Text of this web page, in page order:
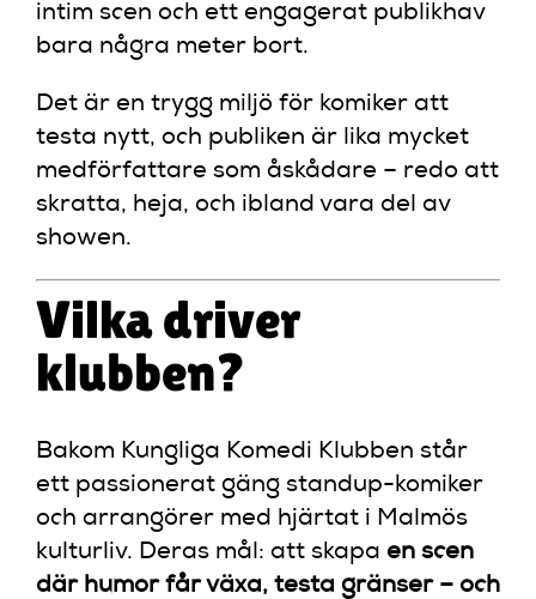
intim scen och ett engagerat publikhav
bara några meter bort.
Det är en trygg miljö för komiker att
testa nytt, och publiken är lika mycket
medförfattare som åskådare – redo att
skratta, heja, och ibland vara del av
showen.
Vilka driver
klubben?
Bakom Kungliga Komedi Klubben står
ett passionerat gäng standup-komiker
och arrangörer med hjärtat i Malmös
kulturliv. Deras mål: att skapa en scen
där humor får växa, testa gränser – och